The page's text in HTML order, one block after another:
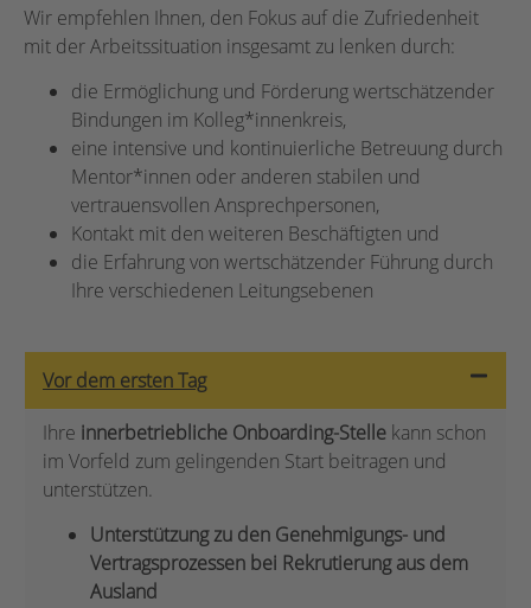
Wir empfehlen Ihnen, den Fokus auf die Zufriedenheit
mit der Arbeitssituation insgesamt zu lenken durch:
die Ermöglichung und Förderung wertschätzender
Bindungen im Kolleg*innenkreis,
eine intensive und kontinuierliche Betreuung durch
Mentor*innen oder anderen stabilen und
vertrauensvollen Ansprechpersonen,
Kontakt mit den weiteren Beschäftigten und
die Erfahrung von wertschätzender Führung durch
Ihre verschiedenen Leitungsebenen
Vor dem ersten Tag
Ihre innerbetriebliche Onboarding-Stelle kann schon
im Vorfeld zum gelingenden Start beitragen und
unterstützen.
Unterstützung zu den Genehmigungs- und
Vertragsprozessen bei Rekrutierung aus dem
Ausland